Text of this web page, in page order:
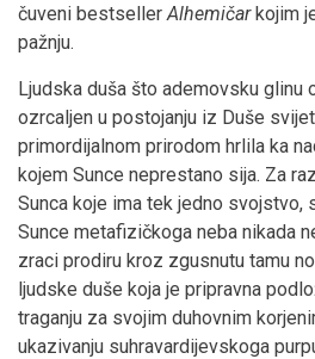
čuveni bestseller Alhemičarkojim
pažnju.
Ljudska duša što ademovsku glinu
ozrcaljen u postojanju iz Duše
primordijalnom prirodom hrlila ka
kojem Sunce neprestano sija. Za
Sunca koje ima tek jedno svojstvo,
Sunce metafizičkoga neba nikada
zraci prodiru kroz zgusnutu tamu
ljudske duše koja je pripravna
traganju za svojim duhovnim
ukazivanju suhravardijevskoga